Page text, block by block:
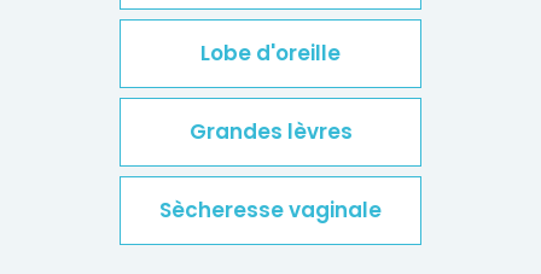
Lobe d'oreille
Grandes lèvres
Sècheresse vaginale